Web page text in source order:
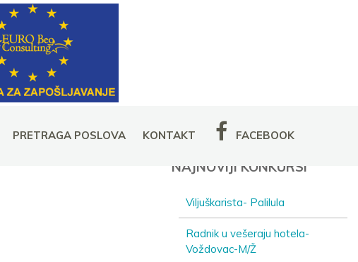
PRETRAGA POSLOVA KONTAKT FACEBOOK
NAJNOVIJI KONKURSI
Viljuškarista- Palilula
Radnik u vešeraju hotela-
Voždovac-M/Ž